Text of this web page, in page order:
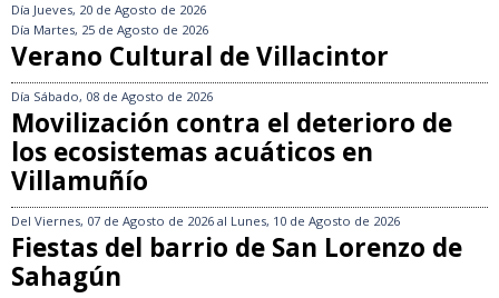
Día Jueves, 20 de Agosto de 2026
Día Martes, 25 de Agosto de 2026
Verano Cultural de Villacintor
Día Sábado, 08 de Agosto de 2026
Movilización contra el deterioro de
los ecosistemas acuáticos en
Villamuñío
Del Viernes, 07 de Agosto de 2026 al Lunes, 10 de Agosto de 2026
Fiestas del barrio de San Lorenzo de
Sahagún